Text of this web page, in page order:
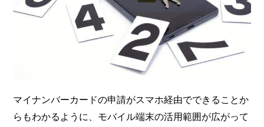
マイナンバーカードの申請がスマホ経由でできることか
らもわかるように、モバイル端末の活用範囲が広がって